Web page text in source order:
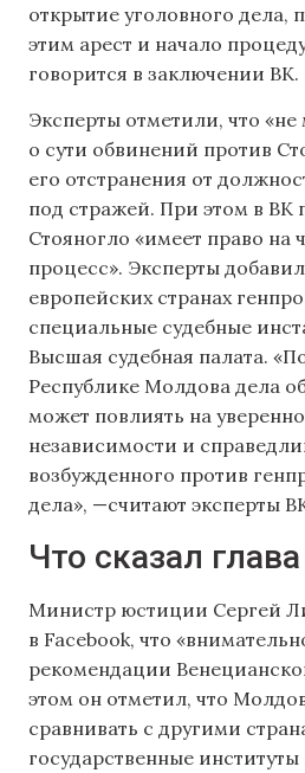
открытие уголовного дела,
этим арест и начало
говорится в заключении ВК.
Эксперты отметили, что «не
о сути обвинений против
его отстранения от
под стражей. При этом в ВК
Стояногло «имеет право на
процесс». Эксперты
европейских странах
специальные судебные
Высшая судебная палата.
Республике Молдова дела
может повлиять на
независимости и
возбужденного против
дела», —считают эксперты
Что сказал
Министр юстиции Сергей
в Facebook, что
рекомендации
этом он отметил, что
сравнивать с другими
государственные